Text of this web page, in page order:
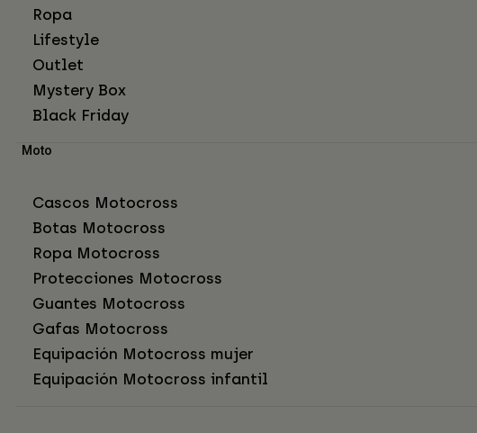
Ropa
Lifestyle
Outlet
Mystery Box
Black Friday
Moto
Cascos Motocross
Botas Motocross
Ropa Motocross
Protecciones Motocross
Guantes Motocross
Gafas Motocross
Equipación Motocross mujer
Equipación Motocross infantil